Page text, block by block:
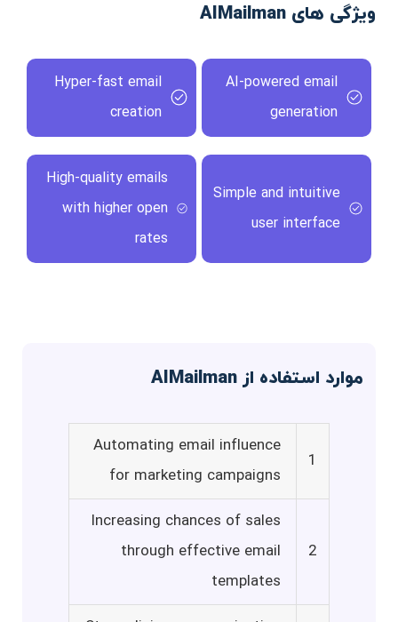
ویژگی های AIMailman
AI-powered email
generation
Hyper-fast email
creation
Simple and intuitive
user interface
High-quality emails
with higher open
rates
موارد استفاده از AIMailman
1
Automating email influence
for marketing campaigns
2
Increasing chances of sales
through effective email
templates